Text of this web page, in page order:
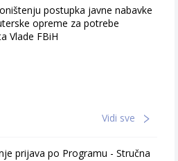
postupka javne nabavke
opreme za potrebe
Vlade FBiH
Vidi sve
prijava po Programu - Stručna